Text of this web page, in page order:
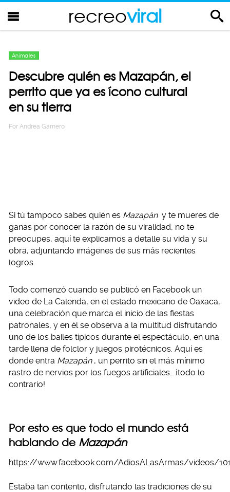
recreoviral
Animales
Descubre quién es Mazapán, el
perrito que ya es ícono cultural
en su tierra
Por Andrea Gamero
Si tú tampoco sabes quién es Mazapán y te mueres de
ganas por conocer la razón de su viralidad, no te
preocupes, aquí te explicamos a detalle su vida y su
obra, adjuntando imágenes de sus más recientes
logros.
Todo comenzó cuando se publicó en Facebook un
video de La Calenda, en el estado mexicano de Oaxaca,
una celebración que marca el inicio de las fiestas
patronales, y en él se observa a la multitud disfrutando
uno de los bailes típicos durante el espectáculo, en una
tarde llena de folclor y juegos pirotécnicos. Aquí es
donde entra Mazapán , un perrito sin el más mínimo
rastro de nervios por los fuegos artificiales… ¡todo lo
contrario!
Por esto es que todo el mundo está
hablando de Mazapán
https://www.facebook.com/AdiosALasArmas/videos/
Estaba tan contento, disfrutando las tradiciones de su